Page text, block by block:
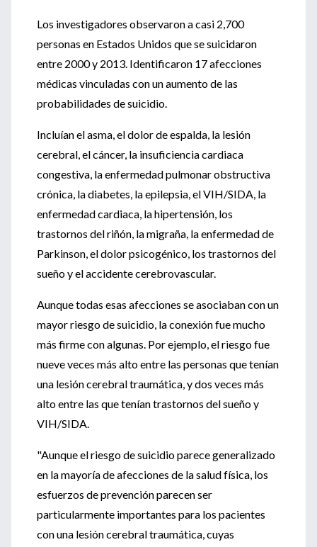
Los investigadores observaron a casi 2,700
personas en Estados Unidos que se suicidaron
entre 2000 y 2013. Identificaron 17 afecciones
médicas vinculadas con un aumento de las
probabilidades de suicidio.
Incluían el asma, el dolor de espalda, la lesión
cerebral, el cáncer, la insuficiencia cardiaca
congestiva, la enfermedad pulmonar obstructiva
crónica, la diabetes, la epilepsia, el VIH/SIDA, la
enfermedad cardiaca, la hipertensión, los
trastornos del riñón, la migraña, la enfermedad de
Parkinson, el dolor psicogénico, los trastornos del
sueño y el accidente cerebrovascular.
Aunque todas esas afecciones se asociaban con un
mayor riesgo de suicidio, la conexión fue mucho
más firme con algunas. Por ejemplo, el riesgo fue
nueve veces más alto entre las personas que tenían
una lesión cerebral traumática, y dos veces más
alto entre las que tenían trastornos del sueño y
VIH/SIDA.
"Aunque el riesgo de suicidio parece generalizado
en la mayoría de afecciones de la salud física, los
esfuerzos de prevención parecen ser
particularmente importantes para los pacientes
con una lesión cerebral traumática, cuyas